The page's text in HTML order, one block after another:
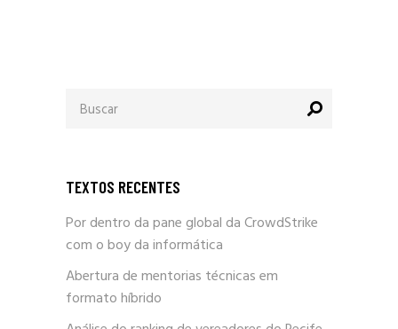
por:
TEXTOS RECENTES
Por dentro da pane global da CrowdStrike
com o boy da informática
Abertura de mentorias técnicas em
formato híbrido